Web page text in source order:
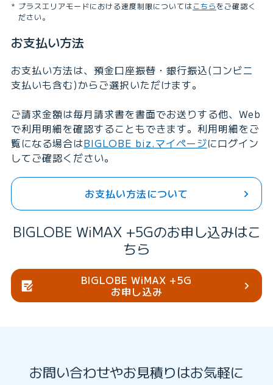
プラスエリアモードにおける速度制限についてはこちらをご確認く
ださい。
お支払い方法
お支払い方法は、預金口座振替・銀行振込(コンビニ
支払いも含む)からご選択いただけます。
ご請求金額は毎月請求書を書面でお送りする他、Web
で利用明細を確認することもできます。利用明細をご
覧になる場合はBIGLOBE biz.マイページにログイン
してご確認ください。
お支払い方法について
BIGLOBE WiMAX +5Gのお申し込みはこ
ちら
BIGLOBE WiMAX +5G
お申し込み
お問い合わせやお見積りはお気軽に